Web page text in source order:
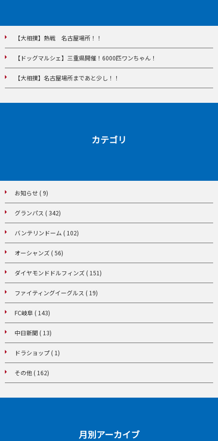
【大相撲】熱戦 名古屋場所！！
【ドッグマルシェ】三重県開催！6000匹ワンちゃん！
【大相撲】名古屋場所まであと少し！！
カテゴリ
お知らせ ( 9)
グランパス ( 342)
バンテリンドーム ( 102)
オーシャンズ ( 56)
ダイヤモンドドルフィンズ ( 151)
ファイティングイーグルス ( 19)
FC岐阜 ( 143)
中日新聞 ( 13)
ドラショップ ( 1)
その他 ( 162)
月別アーカイブ